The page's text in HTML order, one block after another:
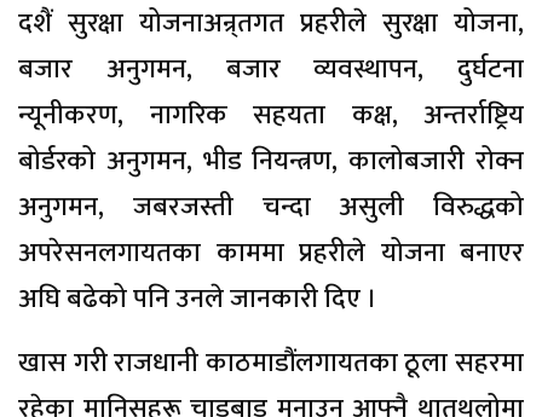
दशैं सुरक्षा योजनाअन्र्तगत प्रहरीले सुरक्षा योजना,
बजार अनुगमन, बजार व्यवस्थापन, दुर्घटना
न्यूनीकरण, नागरिक सहयता कक्ष, अन्तर्राष्ट्रिय
बोर्डरको अनुगमन, भीड नियन्त्रण, कालोबजारी रोक्न
अनुगमन, जबरजस्ती चन्दा असुली विरुद्धको
अपरेसनलगायतका काममा प्रहरीले योजना बनाएर
अघि बढेको पनि उनले जानकारी दिए ।
खास गरी राजधानी काठमाडौंलगायतका ठूला सहरमा